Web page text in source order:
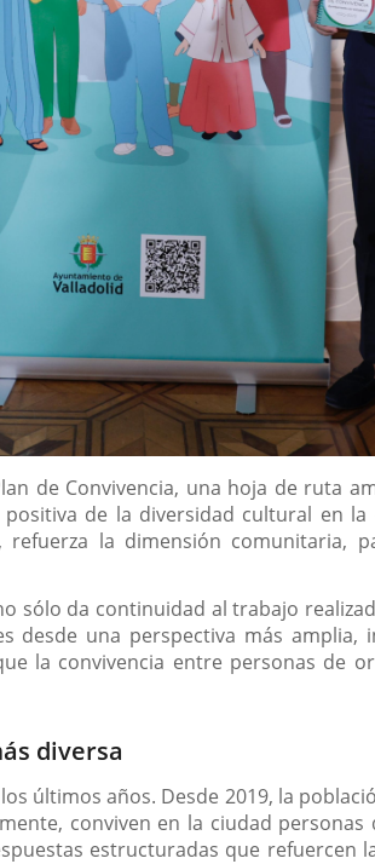
de Convivencia, una hoja de ruta
de la diversidad cultural en la
la dimensión comunitaria,
sólo da continuidad al trabajo
una perspectiva más amplia,
la convivencia entre personas de
diversa
últimos años. Desde 2019, la
conviven en la ciudad
estructuradas que refuercen